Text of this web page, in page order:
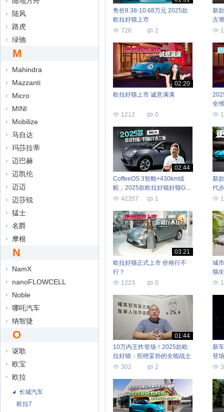
陆风
路虎
绿驰
M
Mahindra
Mazzanti
Micro
MINI
Mobilize
马自达
玛莎拉蒂
迈巴赫
迈凯伦
迈迈
迈莎锐
猛士
名爵
摩根
N
NamX
nanoFLOWCELL
Noble
哪吒汽车
纳智捷
O
讴歌
欧宝
欧拉
长城汽车
欧拉7
售价8.38-10.68万元 2025款
欧拉好猫上市
726
2
新
古
02:20
欧拉好猫上市 诚意满满
1212 0
全
02:44
CoffeeOS 3智舱+430km续
航，2025款欧拉好猫好猫GT
木兰版焕新上市
42357 1
新
代
03:21
欧拉好猫正式上市 价格行不
行？
1223
0
城
猫/
01:44
10万内王炸登场！2025款欧
拉好猫：拒绝妥协的全能战士
302
2
新
登